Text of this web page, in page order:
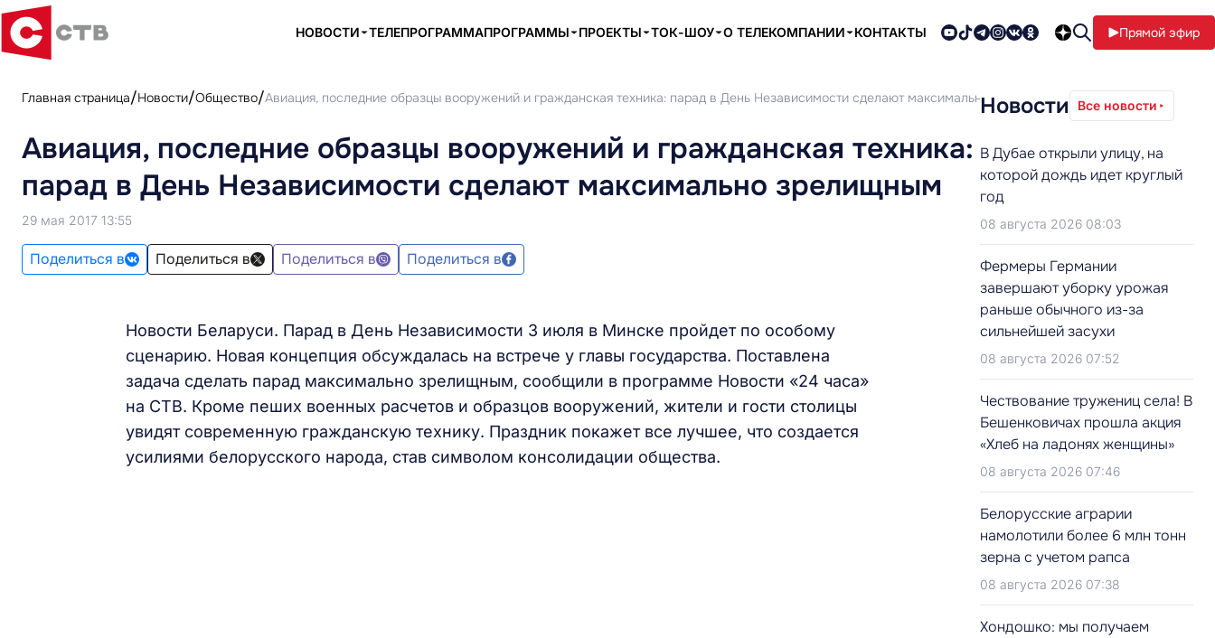
НОВОСТИ ТЕЛЕПРОГРАММАПРОГРАММЫ ПРОЕКТЫ ТОК-ШОУ О ТЕЛЕКОМПАНИИ КОНТАКТЫ Прямой эфир
Главная страница Новости Общество Авиация, последние образцы вооружений и гражданская техника: парад в День Независимости сделают максимально зрелищным
Авиация, последние образцы вооружений и гражданская техника:
парад в День Независимости сделают максимально зрелищным
29 мая 2017 13:55
Поделиться в Поделиться в Поделиться в Поделиться в
Новости Беларуси. Парад в День Независимости 3 июля в Минске пройдет по особому
сценарию. Новая концепция обсуждалась на встрече у главы государства. Поставлена
задача сделать парад максимально зрелищным, сообщили в программе Новости «24 часа»
на СТВ. Кроме пеших военных расчетов и образцов вооружений, жители и гости столицы
увидят современную гражданскую технику. Праздник покажет все лучшее, что создается
усилиями белорусского народа, став символом консолидации общества.
Новости Все новости
В Дубае открыли улицу, на
которой дождь идет круглый
год
08 августа 2026 08:03
Фермеры Германии
завершают уборку урожая
раньше обычного из-за
сильнейшей засухи
08 августа 2026 07:52
Чествование тружениц села! В
Бешенковичах прошла акция
«Хлеб на ладонях женщины»
08 августа 2026 07:46
Белорусские аграрии
намолотили более 6 млн тонн
зерна с учетом рапса
08 августа 2026 07:38
Хондошко: мы получаем